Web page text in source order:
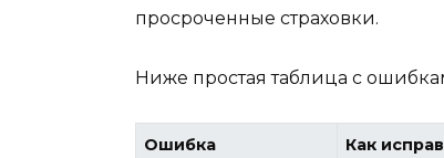
просроченные страховки.
Ниже простая таблица с
Ошибка Как